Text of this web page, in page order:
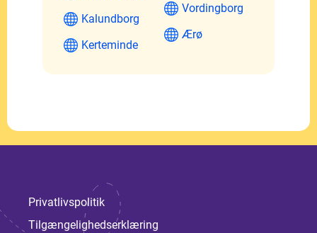
Kalundborg
Kerteminde
Vordingborg
Ærø
Privatlivspolitik
Tilgængelighedserklæring